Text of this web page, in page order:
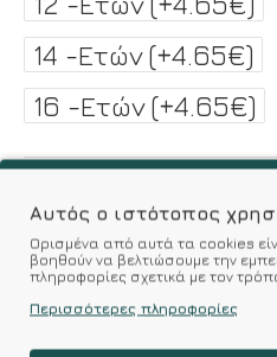
14 -Ετών(+4.65€)
16 -Ετών(+4.65€)
Επιθυμητό Σύγκριση
Αυτός ο ιστότοπος
Ορισμένα από αυτά τα cookies
βοηθούν να βελτιώσουμε την
πληροφορίες σχετικά με τον
Περισσότερες πληροφορίες